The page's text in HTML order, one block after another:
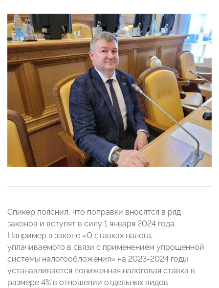
Спикер пояснил, что поправки вносятся в ряд
законов и вступят в силу 1 января 2024 года.
Например в законе «О ставках налога,
уплачиваемого в связи с применением упрощенной
системы налогообложения» на 2023-2024 годы
устанавливается пониженная налоговая ставка в
размере 4% в отношении отдельных видов